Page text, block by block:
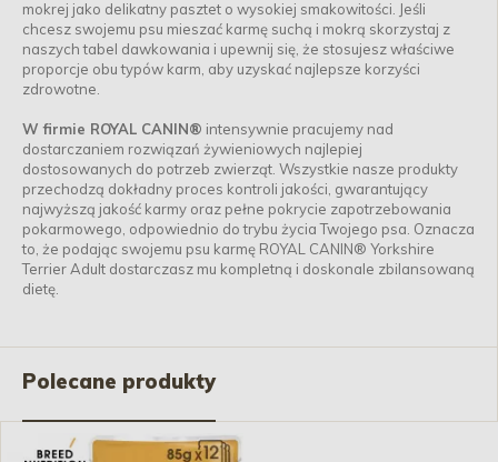
mokrej jako delikatny pasztet o wysokiej smakowitości. Jeśli
chcesz swojemu psu mieszać karmę suchą i mokrą skorzystaj z
naszych tabel dawkowania i upewnij się, że stosujesz właściwe
proporcje obu typów karm, aby uzyskać najlepsze korzyści
zdrowotne.
W firmie ROYAL CANIN® intensywnie pracujemy nad
dostarczaniem rozwiązań żywieniowych najlepiej
dostosowanych do potrzeb zwierząt. Wszystkie nasze produkty
przechodzą dokładny proces kontroli jakości, gwarantujący
najwyższą jakość karmy oraz pełne pokrycie zapotrzebowania
pokarmowego, odpowiednio do trybu życia Twojego psa. Oznacza
to, że podając swojemu psu karmę ROYAL CANIN® Yorkshire
Terrier Adult dostarczasz mu kompletną i doskonale zbilansowaną
dietę.
Polecane produkty